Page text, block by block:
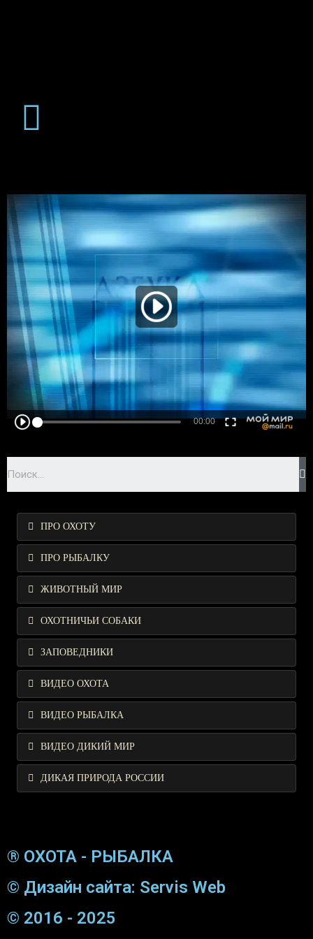
ПРО ОХОТУ
ПРО РЫБАЛКУ
ЖИВОТНЫЙ МИР
ОХОТНИЧЬИ СОБАКИ
ЗАПОВЕДНИКИ
ВИДЕО ОХОТА
ВИДЕО РЫБАЛКА
ВИДЕО ДИКИЙ МИР
ДИКАЯ ПРИРОДА РОССИИ
® ОХОТА - РЫБАЛКА
© Дизайн сайта: Servis Web
© 2016 - 2025